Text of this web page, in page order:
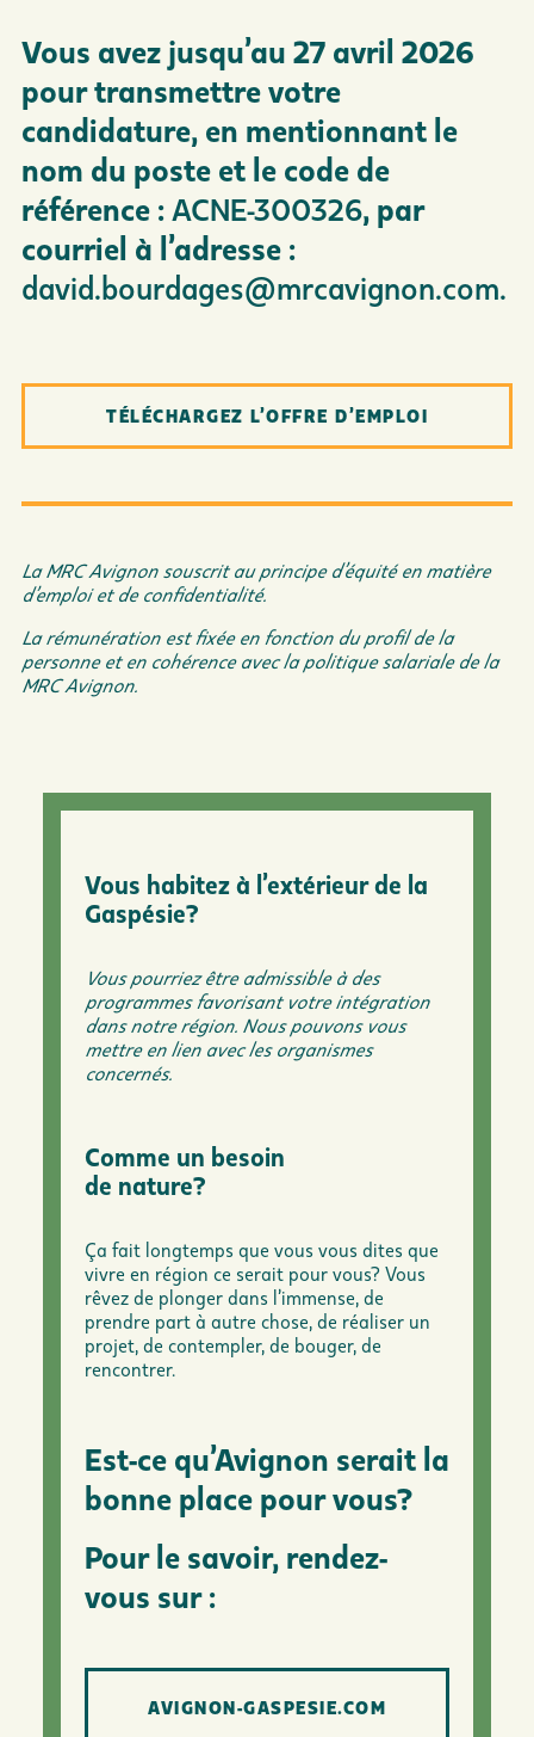
Vous avez jusqu’au 27 avril 2026
pour transmettre votre
candidature, en mentionnant le
nom du poste et le code de
référence : ACNE-300326, par
courriel à l’adresse :
david.bourdages@mrcavignon.com.
TÉLÉCHARGEZ L’OFFRE D’EMPLOI
La MRC Avignon souscrit au principe d’équité en matière
d’emploi et de confidentialité.
La rémunération est fixée en fonction du profil de la
personne et en cohérence avec la politique salariale de la
MRC Avignon.
Vous habitez à l’extérieur de la
Gaspésie?
Vous pourriez être admissible à des
programmes favorisant votre intégration
dans notre région. Nous pouvons vous
mettre en lien avec les organismes
concernés.
Comme un besoin
de nature?
Ça fait longtemps que vous vous dites que
vivre en région ce serait pour vous? Vous
rêvez de plonger dans l’immense, de
prendre part à autre chose, de réaliser un
projet, de contempler, de bouger, de
rencontrer.
Est-ce qu’Avignon serait la
bonne place pour vous?
Pour le savoir, rendez-
vous sur :
AVIGNON-GASPESIE.COM